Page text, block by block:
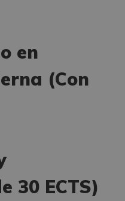
en
(Con
30 ECTS)